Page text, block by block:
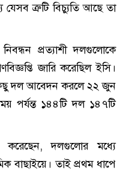
যেসব ত্রুটি বিচ্যুতি আছে তা
প্রত্যাশী দলগুলোকে
জারি করেছিল ইসি।
দল আবেদন করলে ২২ জুন
পর্যন্ত ১৪৪টি দল ১৪৭টি
করেছেন, দলগুলোর মধ্যে
বাছাইয়ে। তাই প্রথম ধাপে